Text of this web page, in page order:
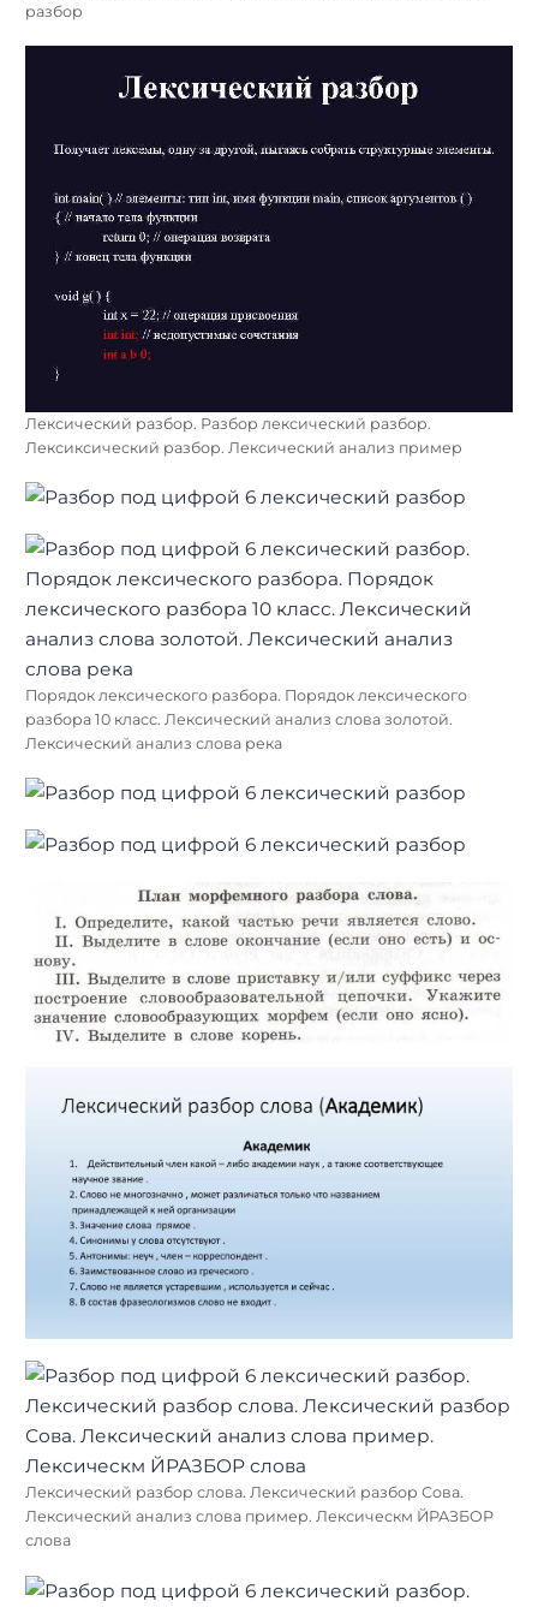
разбор
Лексический разбор. Разбор лексический разбор.
Лексиксический разбор. Лексический анализ пример
Порядок лексического разбора. Порядок лексического
разбора 10 класс. Лексический анализ слова золотой.
Лексический анализ слова река
Лексический разбор слова. Лексический разбор Сова.
Лексический анализ слова пример. Лексическм ЙРАЗБОР
слова